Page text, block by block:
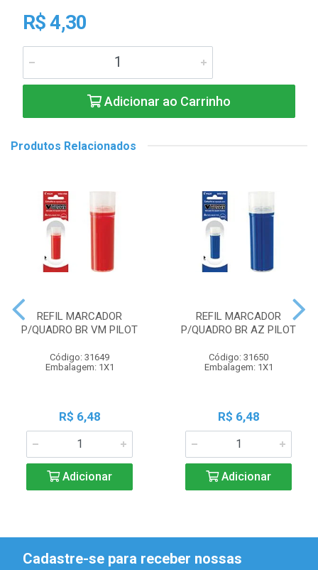
R$ 4,30
Adicionar ao Carrinho
Produtos Relacionados
REFIL MARCADOR
P/QUADRO BR VM PILOT
Código: 31649
Embalagem: 1X1
R$ 6,48
Adicionar
REFIL MARCADOR
P/QUADRO BR AZ PILOT
Código: 31650
Embalagem: 1X1
R$ 6,48
Adicionar
Cadastre-se para receber nossas